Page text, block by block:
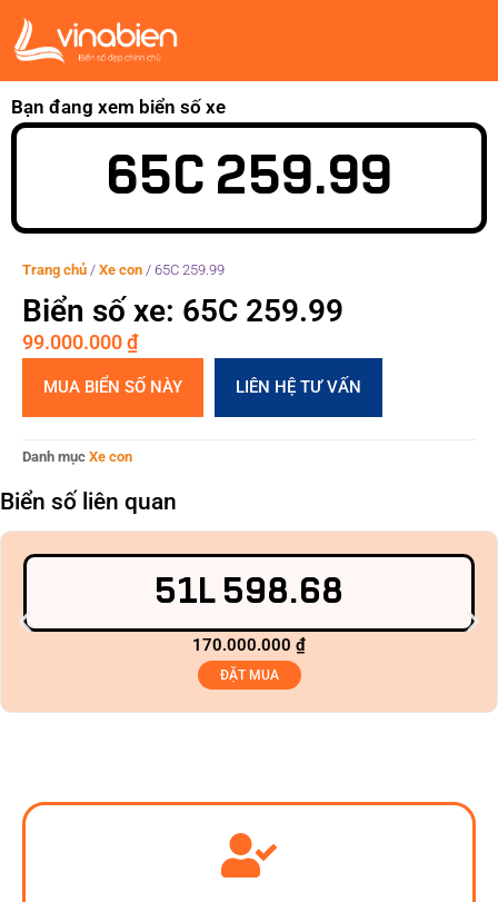
Bạn đang xem biển số xe
65C 259.99
Trang chủ / Xe con / 65C 259.99
Biển số xe: 65C 259.99
99.000.000₫
MUA BIỂN SỐ NÀY LIÊN HỆ TƯ VẤN
Danh mục Xe con
Biển số liên quan
51L 598.68
170.000.000 ₫
ĐẶT MUA